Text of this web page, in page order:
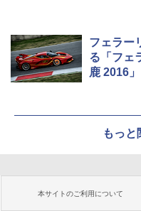
フェラー
る「フェ
鹿 2016
もっと
本サイトのご利用について